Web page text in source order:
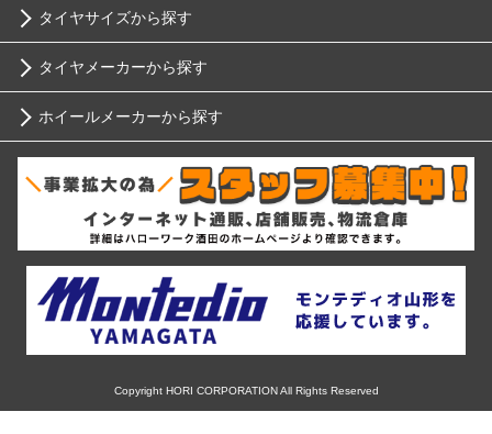
トヨタ
ニッサン
スバル
マツダ
ミツビシ
タイヤサイズから探す
10インチ
12インチ
14インチ
15インチ
タイヤメーカーから探す
ブリヂストン
ミシュラン
ヨコハマ
ダンロップ
ホイールメーカーから探す
RIH
Advanti Racing
Copyright HORI CORPORATION All Rights Reserved